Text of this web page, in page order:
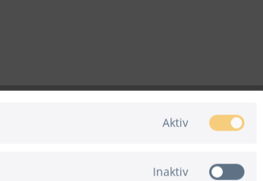
Aktiv
Inaktiv